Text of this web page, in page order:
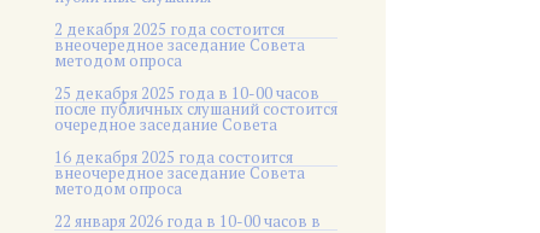
2 декабря 2025 года состоится
внеочередное заседание Совета
методом опроса
25 декабря 2025 года в 10-00 часов
после публичных слушаний состоится
очередное заседание Совета
16 декабря 2025 года состоится
внеочередное заседание Совета
методом опроса
22 января 2026 года в 10-00 часов в